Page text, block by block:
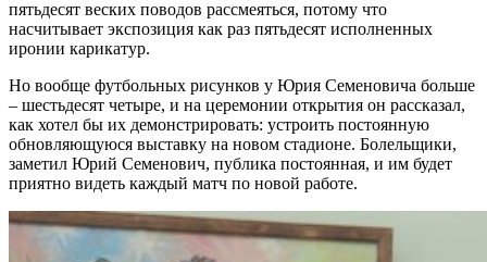
пятьдесят веских поводов рассмеяться, потому что
насчитывает экспозиция как раз пятьдесят исполненных
иронии карикатур.
Но вообще футбольных рисунков у Юрия Семеновича больше
– шестьдесят четыре, и на церемонии открытия он рассказал,
как хотел бы их демонстрировать: устроить постоянную
обновляющуюся выставку на новом стадионе. Болельщики,
заметил Юрий Семенович, публика постоянная, и им будет
приятно видеть каждый матч по новой работе.